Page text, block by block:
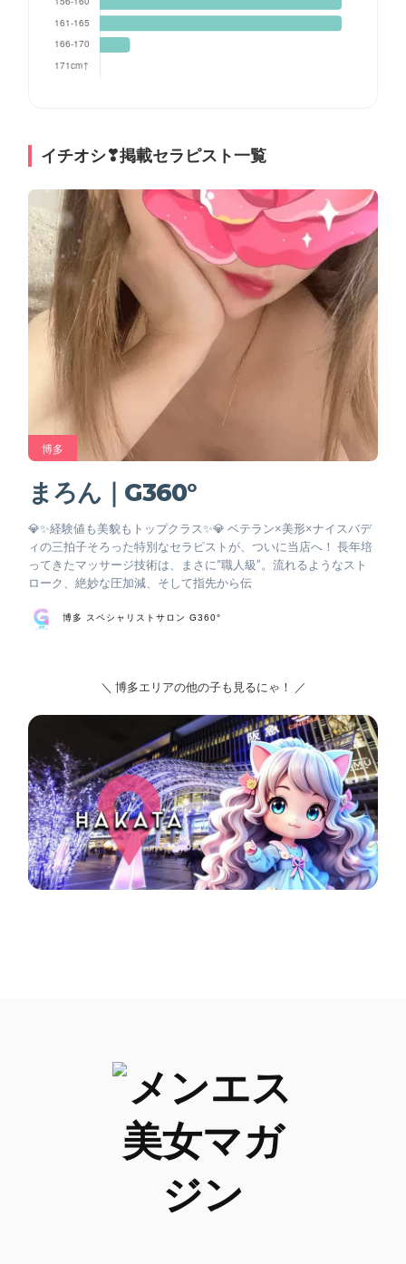
イチオシ❣掲載セラピスト一覧
博多
まろん｜G360°
💎✨経験値も美貌もトップクラス✨💎 ベテラン×美形×ナイスバデ
ィの三拍子そろった特別なセラピストが、ついに当店へ！ 長年培
ってきたマッサージ技術は、まさに“職人級”。流れるようなスト
ローク、絶妙な圧加減、そして指先から伝
博多 スペシャリストサロン G360°
＼ 博多エリアの他の子も見るにゃ！ ／